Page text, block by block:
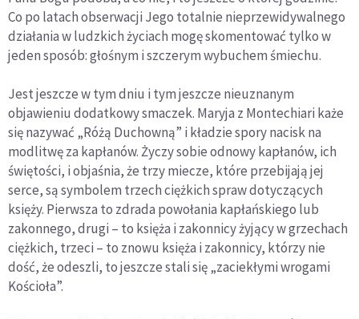
Co po latach obserwacji Jego totalnie nieprzewidywalnego
działania w ludzkich życiach mogę skomentować tylko w
jeden sposób: głośnym i szczerym wybuchem śmiechu.
Jest jeszcze w tym dniu i tym jeszcze nieuznanym
objawieniu dodatkowy smaczek. Maryja z Montechiari każe
się nazywać „Różą Duchowną” i kładzie spory nacisk na
modlitwę za kapłanów. Życzy sobie odnowy kapłanów, ich
świętości, i objaśnia, że trzy miecze, które przebijają jej
serce, są symbolem trzech ciężkich spraw dotyczących
księży. Pierwsza to zdrada powołania kapłańskiego lub
zakonnego, drugi – to księża i zakonnicy żyjący w grzechach
ciężkich, trzeci – to znowu księża i zakonnicy, którzy nie
dość, że odeszli, to jeszcze stali się „zaciekłymi wrogami
Kościoła”.